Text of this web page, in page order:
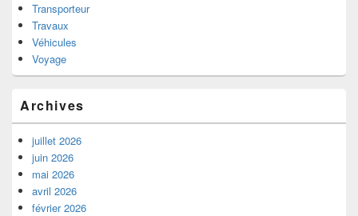
Transporteur
Travaux
Véhicules
Voyage
Archives
juillet 2026
juin 2026
mai 2026
avril 2026
février 2026